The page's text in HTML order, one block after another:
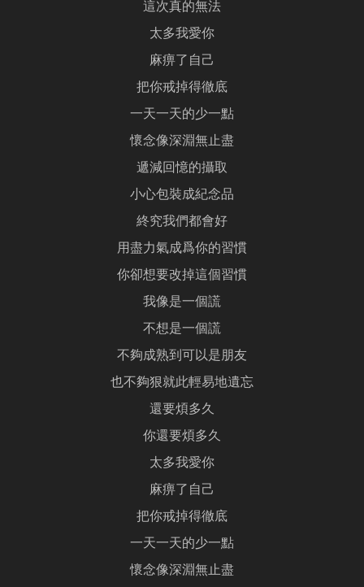
這次真的無法
太多我愛你
麻痹了自己
把你戒掉得徹底
一天一天的少一點
懷念像深淵無止盡
遞減回憶的攝取
小心包裝成紀念品
終究我們都會好
用盡力氣成爲你的習慣
你卻想要改掉這個習慣
我像是一個謊
不想是一個謊
不夠成熟到可以是朋友
也不夠狠就此輕易地遺忘
還要煩多久
你還要煩多久
太多我愛你
麻痹了自己
把你戒掉得徹底
一天一天的少一點
懷念像深淵無止盡